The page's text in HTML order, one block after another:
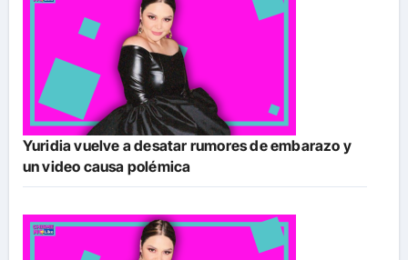
Yuridia vuelve a desatar rumores de embarazo y
un video causa polémica